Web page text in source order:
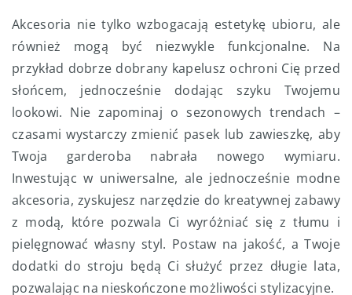
Akcesoria nie tylko wzbogacają estetykę ubioru, ale
również mogą być niezwykle funkcjonalne. Na
przykład dobrze dobrany kapelusz ochroni Cię przed
słońcem, jednocześnie dodając szyku Twojemu
lookowi. Nie zapominaj o sezonowych trendach –
czasami wystarczy zmienić pasek lub zawieszkę, aby
Twoja garderoba nabrała nowego wymiaru.
Inwestując w uniwersalne, ale jednocześnie modne
akcesoria, zyskujesz narzędzie do kreatywnej zabawy
z modą, które pozwala Ci wyróżniać się z tłumu i
pielęgnować własny styl. Postaw na jakość, a Twoje
dodatki do stroju będą Ci służyć przez długie lata,
pozwalając na nieskończone możliwości stylizacyjne.